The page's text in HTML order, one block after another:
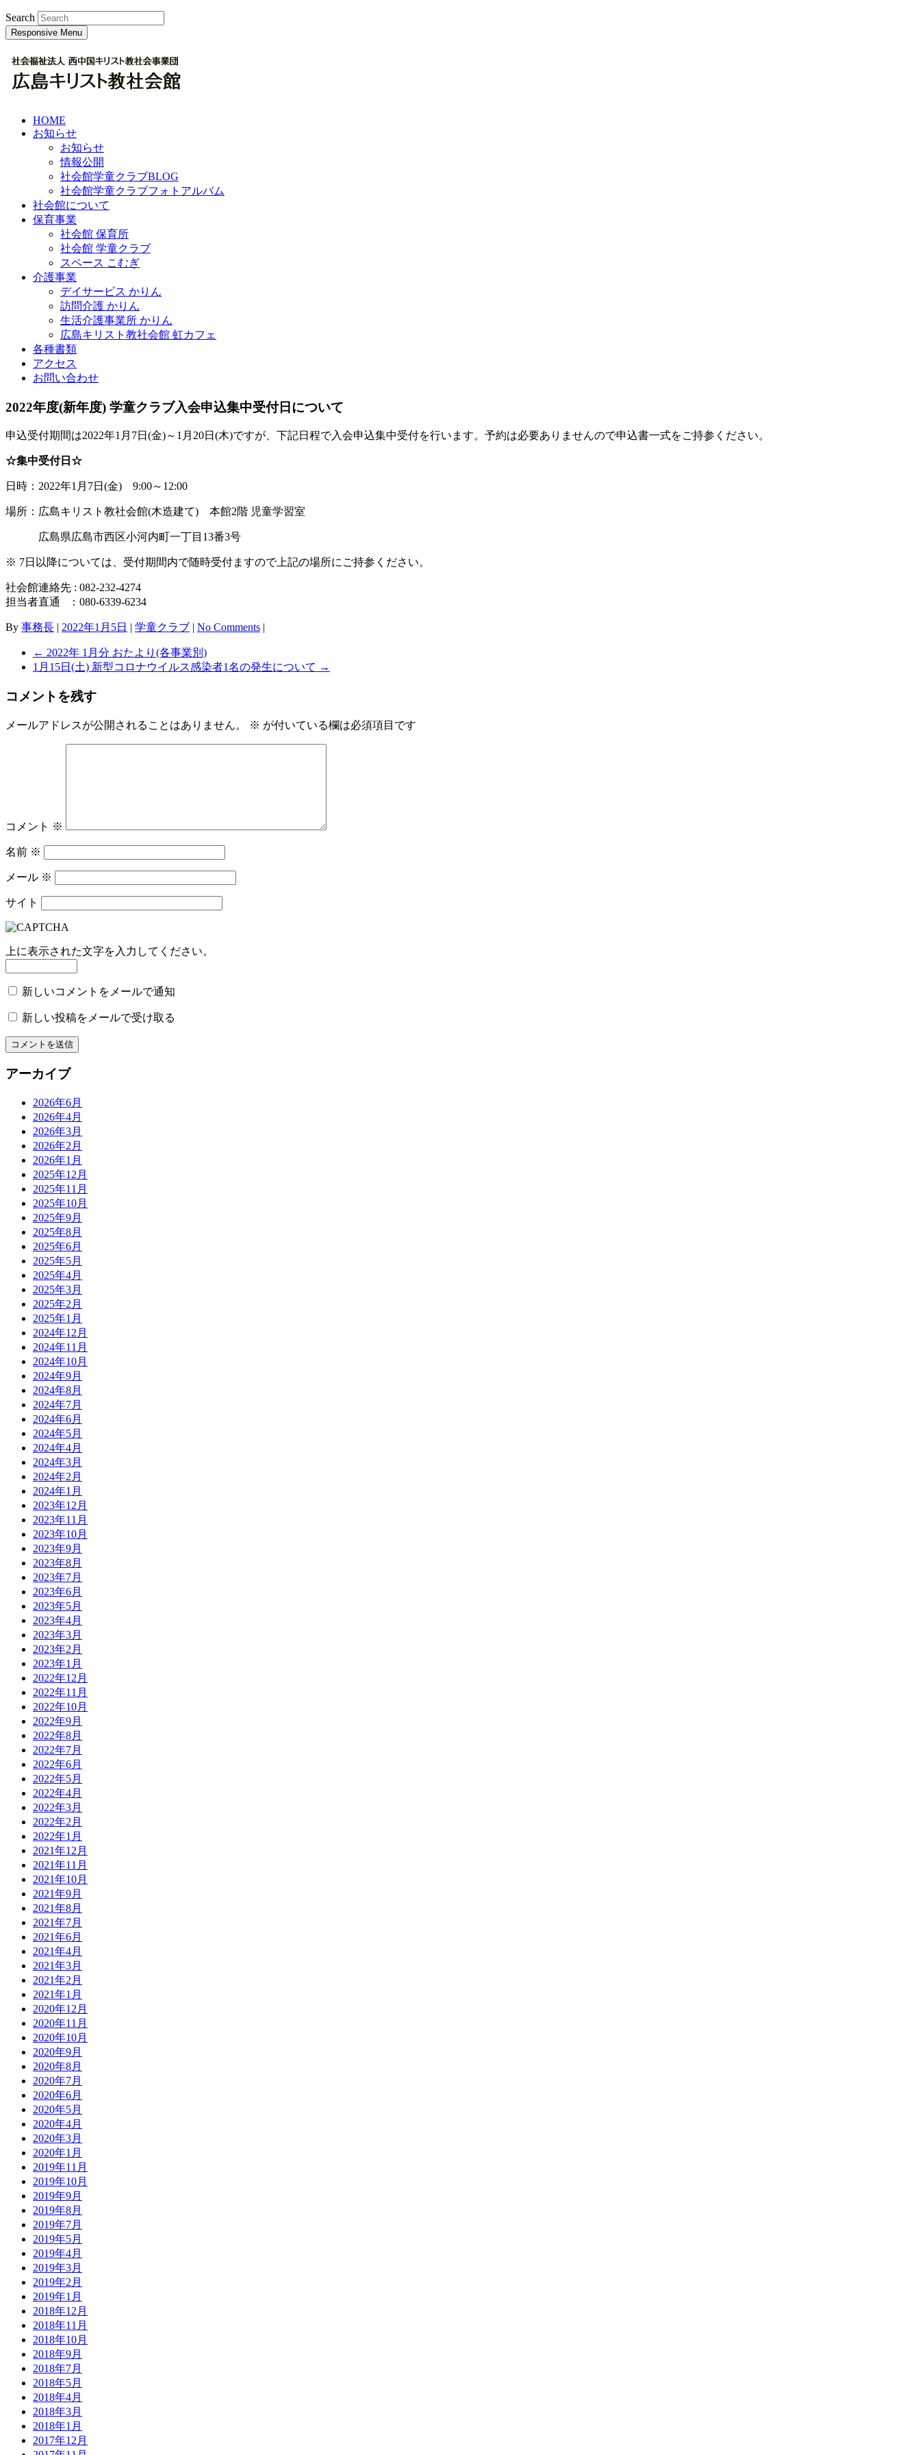
Search
Responsive Menu
HOME
お知らせ
お知らせ
情報公開
社会館学童クラブBLOG
社会館学童クラブフォトアルバム
社会館について
保育事業
社会館 保育所
社会館 学童クラブ
スペース こむぎ
介護事業
デイサービス かりん
訪問介護 かりん
生活介護事業所 かりん
広島キリスト教社会館 虹カフェ
各種書類
アクセス
お問い合わせ
2022年度(新年度) 学童クラブ入会申込集中受付日について
申込受付期間は2022年1月7日(金)～1月20日(木)ですが、下記日程で入会申込集中受付を行います。予約は必要ありませんので申込書一式をご持参ください。
☆集中受付日☆
日時：2022年1月7日(金) 9:00～12:00
場所：広島キリスト教社会館(木造建て) 本館2階 児童学習室
広島県広島市西区小河内町一丁目13番3号
※ 7日以降については、受付期間内で随時受付ますので上記の場所にご持参ください。
社会館連絡先 : 082-232-4274
担当者直通 ：080-6339-6234
By 事務長 | 2022年1月5日 | 学童クラブ | No Comments |
← 2022年 1月分 おたより(各事業別)
1月15日(土) 新型コロナウイルス感染者1名の発生について →
コメントを残す
メールアドレスが公開されることはありません。 ※ が付いている欄は必須項目です
コメント ※
名前 ※
メール ※
サイト
上に表示された文字を入力してください。
新しいコメントをメールで通知
新しい投稿をメールで受け取る
アーカイブ
2026年6月
2026年4月
2026年3月
2026年2月
2026年1月
2025年12月
2025年11月
2025年10月
2025年9月
2025年8月
2025年6月
2025年5月
2025年4月
2025年3月
2025年2月
2025年1月
2024年12月
2024年11月
2024年10月
2024年9月
2024年8月
2024年7月
2024年6月
2024年5月
2024年4月
2024年3月
2024年2月
2024年1月
2023年12月
2023年11月
2023年10月
2023年9月
2023年8月
2023年7月
2023年6月
2023年5月
2023年4月
2023年3月
2023年2月
2023年1月
2022年12月
2022年11月
2022年10月
2022年9月
2022年8月
2022年7月
2022年6月
2022年5月
2022年4月
2022年3月
2022年2月
2022年1月
2021年12月
2021年11月
2021年10月
2021年9月
2021年8月
2021年7月
2021年6月
2021年4月
2021年3月
2021年2月
2021年1月
2020年12月
2020年11月
2020年10月
2020年9月
2020年8月
2020年7月
2020年6月
2020年5月
2020年4月
2020年3月
2020年1月
2019年11月
2019年10月
2019年9月
2019年8月
2019年7月
2019年5月
2019年4月
2019年3月
2019年2月
2019年1月
2018年12月
2018年11月
2018年10月
2018年9月
2018年7月
2018年5月
2018年4月
2018年3月
2018年1月
2017年12月